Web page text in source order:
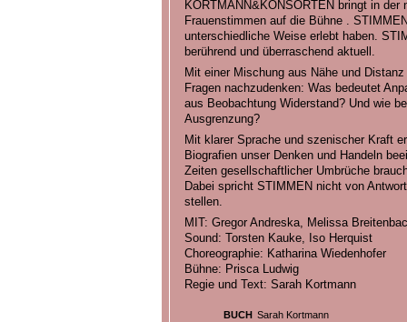
KORTMANN&KONSORTEN bringt in
Frauenstimmen auf die Bühne .
unterschiedliche Weise erlebt haben.
berührend und überraschend aktuell.
Mit einer Mischung aus Nähe und
Fragen nachzudenken: Was bedeutet
aus Beobachtung Widerstand? Und wie
Ausgrenzung?
Mit klarer Sprache und szenischer Kraft
Biografien unser Denken und Handeln
Zeiten gesellschaftlicher Umbrüche
Dabei spricht STIMMEN nicht von
stellen.
MIT: Gregor Andreska, Melissa
Sound: Torsten Kauke, Iso Herquist
Choreographie: Katharina Wiedenhofer
Bühne: Prisca Ludwig
Regie und Text: Sarah Kortmann
BUCH Sarah Kortmann